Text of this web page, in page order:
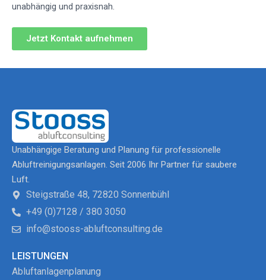
unabhängig und praxisnah.
Jetzt Kontakt aufnehmen
Unabhängige Beratung und Planung für professionelle
Abluftreinigungsanlagen. Seit 2006 Ihr Partner für saubere
Luft.
Steigstraße 48, 72820 Sonnenbühl
+49 (0)7128 / 380 3050
info@stooss-abluftconsulting.de
LEISTUNGEN
Abluftanlagenplanung